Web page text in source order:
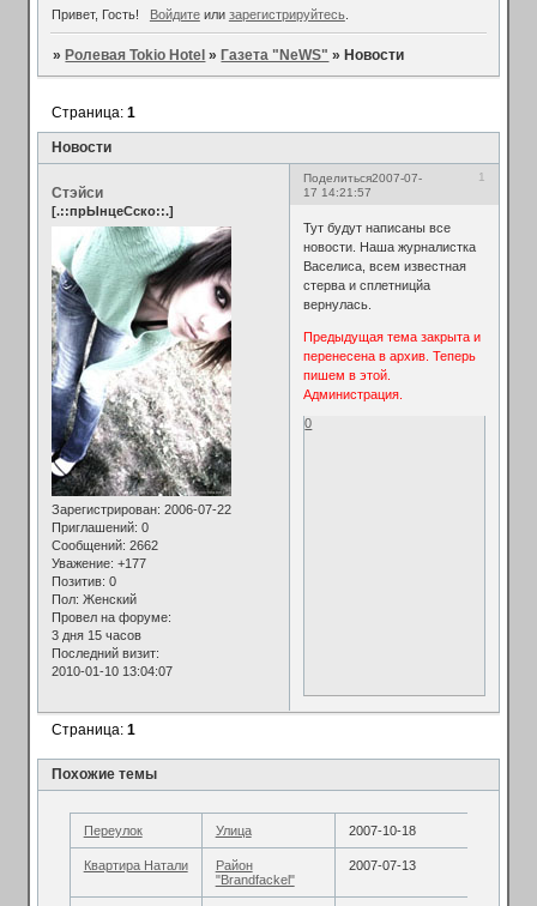
Привет, Гость! Войдитеили зарегистрируйтесь.
» Ролевая Tokio Hotel » Газета "NeWS" » Новости
Новости
Страница:1
Поделиться 1
2007-07-
17 14:21:57
Стэйси
[.::прЫнцеСско::.]
Зарегистрирован: 2006-07-22
Приглашений: 0
Сообщений: 2662
Уважение: +177
Позитив: 0
Пол: Женский
Провел на форуме:
3 дня 15 часов
Последний визит:
2010-01-10 13:04:07
Тут будут написаны все
новости. Наша журналистка
Васелиса, всем известная
стерва и сплетницйа
вернулась.
Предыдущая тема закрыта и
перенесена в архив. Теперь
пишем в этой.
Администрация.
0
Страница:1
Похожие темы
Переулок Улица 2007-10-18
Квартира Натали
Район
"Brandfackel"
2007-07-13